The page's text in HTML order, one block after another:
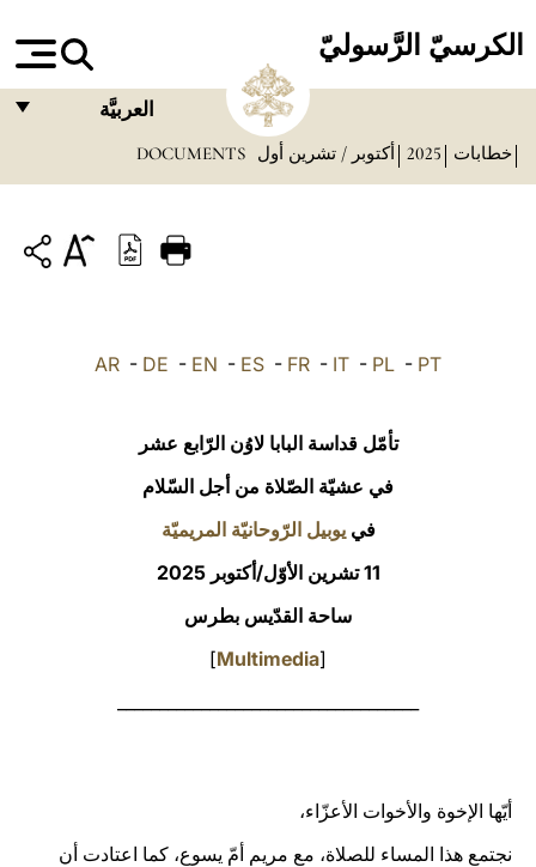
الكرسيّ الرَّسوليّ
العربيَّة
FRANÇAIS
ITALIANO
POLSKI
العربيّة
خطابات 2025 أكتوبر / تشرين أول DOCUMENTS
AR - DE - EN - ES - FR - IT - PL - PT
تأمّل قداسة البابا لاوُن الرّابع عشر
في عشيّة الصّلاة من أجل السّلام
فييوبيل الرّوحانيّة المريميّة
11 تشرين الأوّل/أكتوبر 2025
ساحة القدّيس بطرس
[
Multimedia
]
أيّها الإخوة والأخوات الأعزّاء،
نجتمع هذا المساء للصلاة، مع مريم أمّ يسوع، كما اعتادت أن